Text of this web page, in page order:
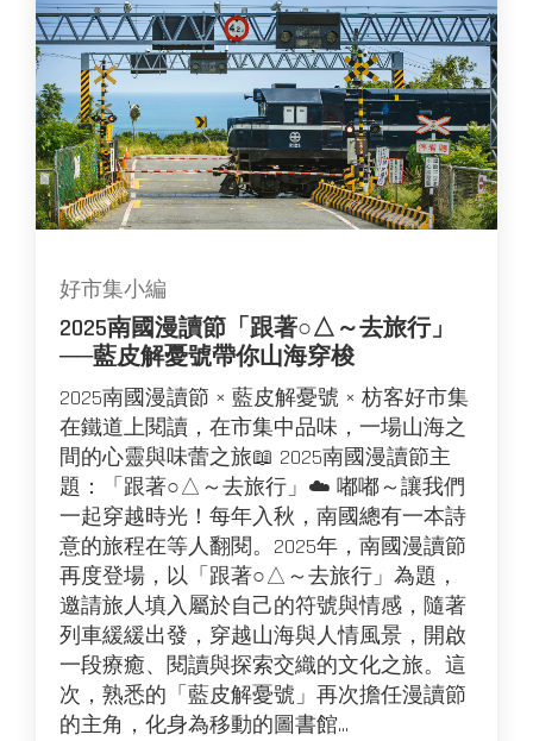
好市集小編
2025南國漫讀節「跟著○△～去旅行」
──藍皮解憂號帶你山海穿梭
2025南國漫讀節 × 藍皮解憂號 × 枋客好市集
在鐵道上閱讀，在市集中品味，一場山海之
間的心靈與味蕾之旅📖 2025南國漫讀節主
題：「跟著○△～去旅行」☁️ 嘟嘟～讓我們
一起穿越時光！每年入秋，南國總有一本詩
意的旅程在等人翻閱。2025年，南國漫讀節
再度登場，以「跟著○△～去旅行」為題，
邀請旅人填入屬於自己的符號與情感，隨著
列車緩緩出發，穿越山海與人情風景，開啟
一段療癒、閱讀與探索交織的文化之旅。這
次，熟悉的「藍皮解憂號」再次擔任漫讀節
的主角，化身為移動的圖書館...